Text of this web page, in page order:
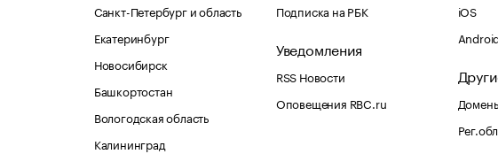
Санкт-Петербург и область
Екатеринбург
Новосибирск
Башкортостан
Вологодская область
Калининград
Подписка на РБК
Уведомления
RSS Новости
Оповещения RBC.ru
iOS